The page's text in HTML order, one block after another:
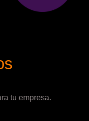
tu empresa.